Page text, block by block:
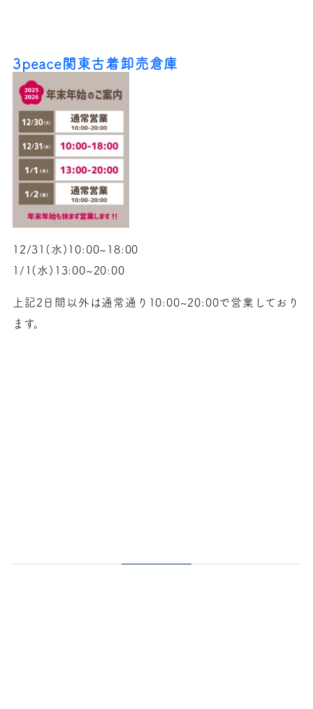
3peace関東古着卸売倉庫
12/31(水)10:00~18:00
1/1(水)13:00~20:00
上記2日間以外は通常通り10:00~20:00で営業しており
ます。